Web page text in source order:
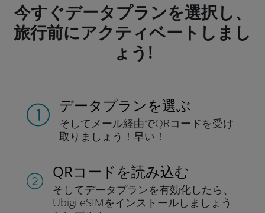
今すぐデータプランを選択し、
旅行前にアクティベートしまし
ょう!
データプランを選ぶ
そしてメール経由でQRコードを受け
取りましょう！早い！
QRコードを読み込む
そしてデータプランを有効化したら、
Ubigi eSIMをインストールしま しょう